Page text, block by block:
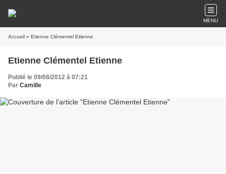
MENU
Accueil » Etienne Clémentel Etienne
Etienne Clémentel Etienne
Publié le 09/08/2012 à 07:21
Par Camille